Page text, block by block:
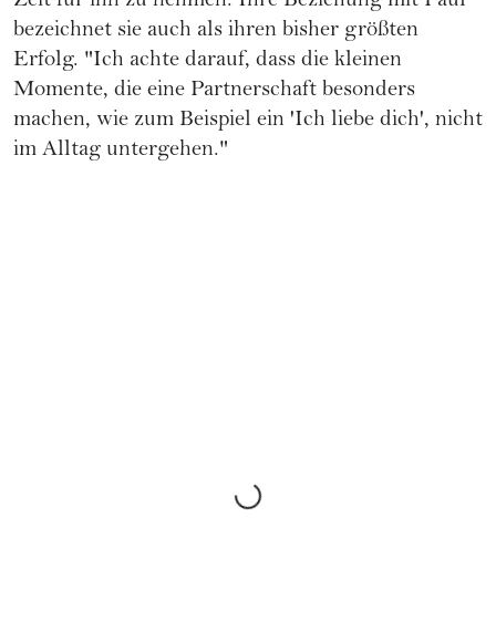
bezeichnet sie auch als ihren bisher größten
Erfolg. "Ich achte darauf, dass die kleinen
Momente, die eine Partnerschaft besonders
machen, wie zum Beispiel ein 'Ich liebe dich', nicht
im Alltag untergehen."